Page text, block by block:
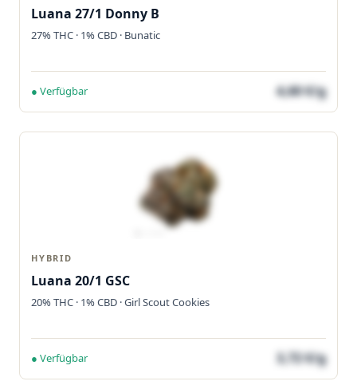
Luana 27/1 Donny B
27% THC · 1% CBD · Bunatic
● Verfügbar 4,60 €/g
HYBRID
Luana 20/1 GSC
20% THC · 1% CBD · Girl Scout Cookies
● Verfügbar 3,72 €/g